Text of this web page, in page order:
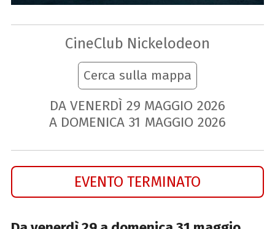
CineClub Nickelodeon
Cerca sulla mappa
DA VENERDÌ 29 MAGGIO 2026
A DOMENICA 31 MAGGIO 2026
EVENTO TERMINATO